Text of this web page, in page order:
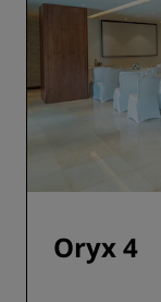
Oryx 4